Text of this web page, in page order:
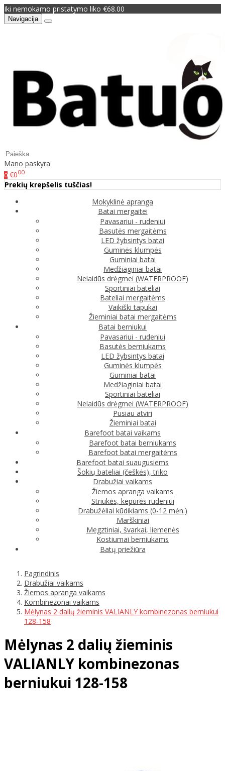
Iki nemokamo pristatymo liko €68.00
Navigacija
Mano paskyra
0 €000
Prekių krepšelis tuščias!
Mokyklinė apranga
Batai mergaitei
Pavasariui - rudeniui
Basutės mergaitėms
LED žybsintys batai
Guminės klumpės
Guminiai batai
Medžiaginiai batai
Nelaidūs drėgmei (WATERPROOF)
Sportiniai bateliai
Bateliai mergaitėms
Vaikiški tapukai
Žieminiai batai mergaitėms
Batai berniukui
Pavasariui - rudeniui
Basutės berniukams
LED žybsintys batai
Guminės klumpės
Guminiai batai
Medžiaginiai batai
Sportiniai bateliai
Nelaidūs drėgmei (WATERPROOF)
Pusiau atviri
Žieminiai batai
Barefoot batai vaikams
Barefoot batai berniukams
Barefoot batai mergaitėms
Barefoot batai suaugusiems
Šokių bateliai (češkės), triko
Drabužiai vaikams
Žiemos apranga vaikams
Striukės, kepurės rudeniui
Drabužėliai kūdikiams (0-12 mėn.)
Marškiniai
Megztiniai, švarkai, liemenės
Kostiumai berniukams
Batų priežiūra
Pagrindinis
Drabužiai vaikams
Žiemos apranga vaikams
Kombinezonai vaikams
Mėlynas 2 dalių žieminis VALIANLY kombinezonas berniukui
128-158
Mėlynas 2 dalių žieminis
VALIANLY kombinezonas
berniukui 128-158